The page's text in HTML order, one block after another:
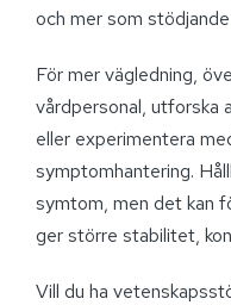
och mer som
För mer vägledning,
vårdpersonal, utforska
eller experimentera
symptomhantering.
symtom, men det kan
ger större stabilitet,
Vill du ha